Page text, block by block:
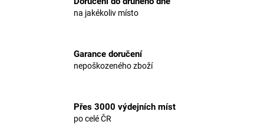
na jakékoliv místo
Garance doručení
nepoškozeného zboží
Přes 3000 výdejních míst
po celé ČR